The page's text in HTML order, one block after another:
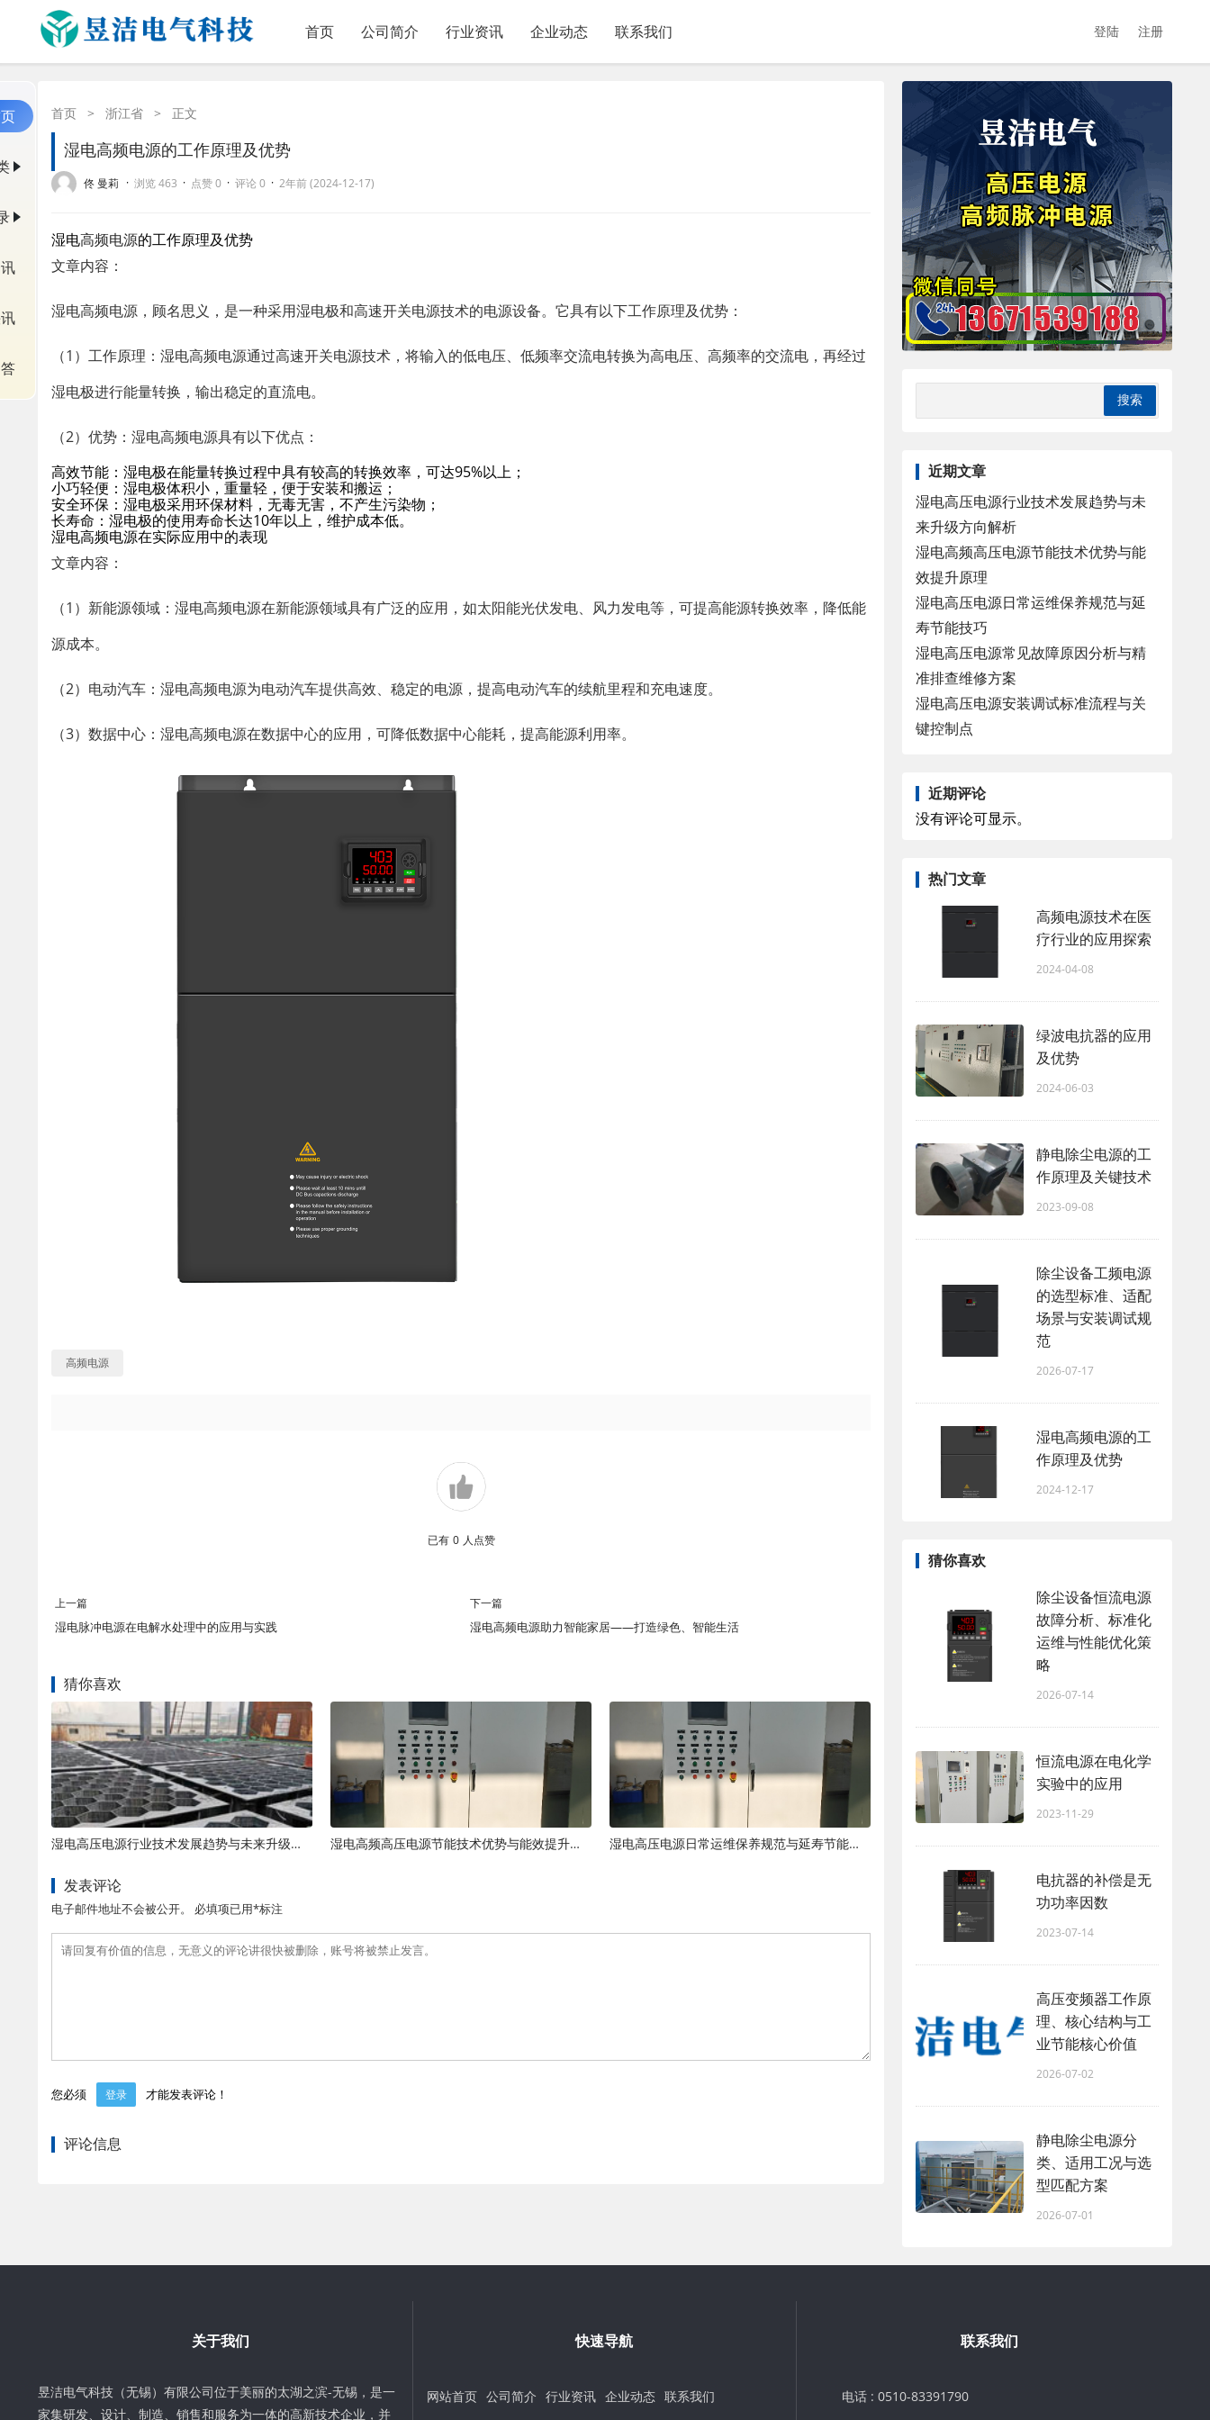
首页 公司简介 行业资讯 企业动态 联系我们 登陆 注册
首页 > 浙江省 > 正文
湿电高频电源的工作原理及优势
佟 曼莉 · 浏览 463 · 点赞 0 · 评论 0 · 2年前 (2024-12-17)
湿电高频电源的工作原理及优势
文章内容：
湿电高频电源，顾名思义，是一种采用湿电极和高速开关电源技术的电源设备。它具有以下工作原理及优势：
（1）工作原理：湿电高频电源通过高速开关电源技术，将输入的低电压、低频率交流电转换为高电压、高频率的交流电，再经过
湿电极进行能量转换，输出稳定的直流电。
（2）优势：湿电高频电源具有以下优点：
高效节能：湿电极在能量转换过程中具有较高的转换效率，可达95%以上；
小巧轻便：湿电极体积小，重量轻，便于安装和搬运；
安全环保：湿电极采用环保材料，无毒无害，不产生污染物；
长寿命：湿电极的使用寿命长达10年以上，维护成本低。
湿电高频电源在实际应用中的表现
文章内容：
（1）新能源领域：湿电高频电源在新能源领域具有广泛的应用，如太阳能光伏发电、风力发电等，可提高能源转换效率，降低能
源成本。
（2）电动汽车：湿电高频电源为电动汽车提供高效、稳定的电源，提高电动汽车的续航里程和充电速度。
（3）数据中心：湿电高频电源在数据中心的应用，可降低数据中心能耗，提高能源利用率。
高频电源
已有 0 人点赞
上一篇
湿电脉冲电源在电解水处理中的应用与实践
下一篇
湿电高频电源助力智能家居——打造绿色、智能生活
猜你喜欢
湿电高压电源行业技术发展趋势与未来升级方向解析 湿电高频高压电源节能技术优势与能效提升原理 湿电高压电源日常运维保养规范与延寿节能技巧
发表评论
电子邮件地址不会被公开。 必填项已用*标注
您必须 登录 才能发表评论！
评论信息
近期文章
湿电高压电源行业技术发展趋势与未
来升级方向解析
湿电高频高压电源节能技术优势与能
效提升原理
湿电高压电源日常运维保养规范与延
寿节能技巧
湿电高压电源常见故障原因分析与精
准排查维修方案
湿电高压电源安装调试标准流程与关
键控制点
近期评论
没有评论可显示。
热门文章
高频电源技术在医
疗行业的应用探索
2024-04-08
绿波电抗器的应用
及优势
2024-06-03
静电除尘电源的工
作原理及关键技术
2023-09-08
除尘设备工频电源
的选型标准、适配
场景与安装调试规
范
2026-07-17
湿电高频电源的工
作原理及优势
2024-12-17
猜你喜欢
除尘设备恒流电源
故障分析、标准化
运维与性能优化策
略
2026-07-14
恒流电源在电化学
实验中的应用
2023-11-29
电抗器的补偿是无
功功率因数
2023-07-14
高压变频器工作原
理、核心结构与工
业节能核心价值
2026-07-02
静电除尘电源分
类、适用工况与选
型匹配方案
2026-07-01
关于我们
昱洁电气科技（无锡）有限公司位于美丽的太湖之滨-无锡，是一
家集研发、设计、制造、销售和服务为一体的高新技术企业，并
快速导航
网站首页 公司简介 行业资讯 企业动态 联系我们
联系我们
电话 : 0510-83391790